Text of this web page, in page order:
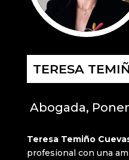
TERESA
Abogada,
Teresa Temiño
profesional con una